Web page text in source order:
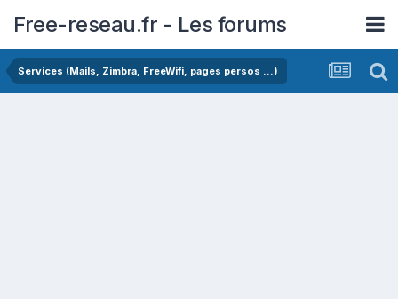
Free-reseau.fr - Les forums
Services (Mails, Zimbra, FreeWifi, pages persos ...)